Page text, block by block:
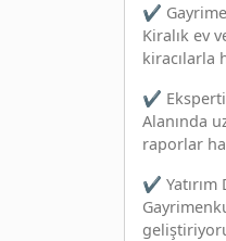
✔︎
Kiralık ev
kiracılarla
✔︎
Alanında
raporlar
✔︎ Yatırım